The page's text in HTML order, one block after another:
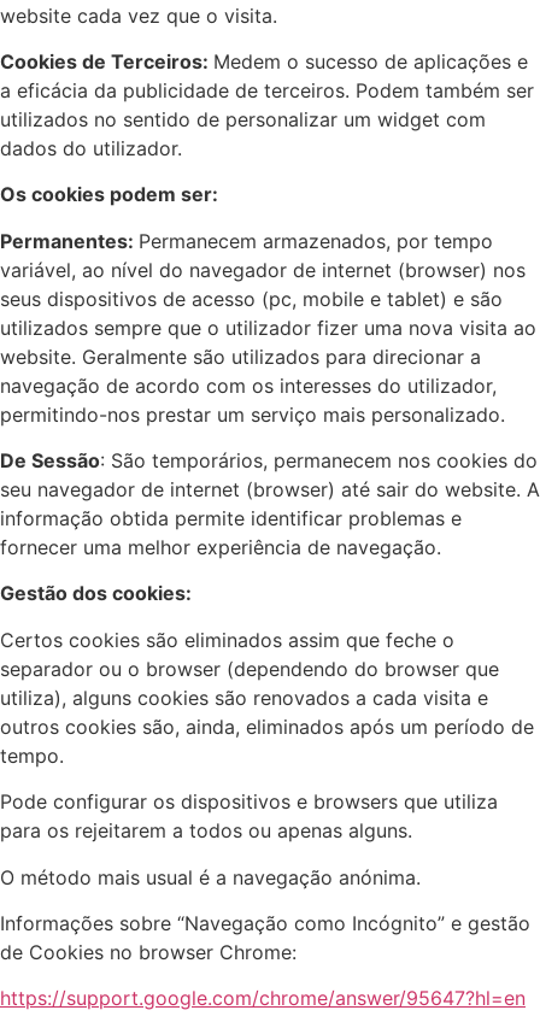
website cada vez que o visita.
Cookies de Terceiros: Medem o sucesso de aplicações e
a eficácia da publicidade de terceiros. Podem também ser
utilizados no sentido de personalizar um widget com
dados do utilizador.
Os cookies podem ser:
Permanentes: Permanecem armazenados, por tempo
variável, ao nível do navegador de internet (browser) nos
seus dispositivos de acesso (pc, mobile e tablet) e são
utilizados sempre que o utilizador fizer uma nova visita ao
website. Geralmente são utilizados para direcionar a
navegação de acordo com os interesses do utilizador,
permitindo-nos prestar um serviço mais personalizado.
De Sessão: São temporários, permanecem nos cookies do
seu navegador de internet (browser) até sair do website. A
informação obtida permite identificar problemas e
fornecer uma melhor experiência de navegação.
Gestão dos cookies:
Certos cookies são eliminados assim que feche o
separador ou o browser (dependendo do browser que
utiliza), alguns cookies são renovados a cada visita e
outros cookies são, ainda, eliminados após um período de
tempo.
Pode configurar os dispositivos e browsers que utiliza
para os rejeitarem a todos ou apenas alguns.
O método mais usual é a navegação anónima.
Informações sobre “Navegação como Incógnito” e gestão
de Cookies no browser Chrome:
https://support.google.com/chrome/answer/95647?hl=en